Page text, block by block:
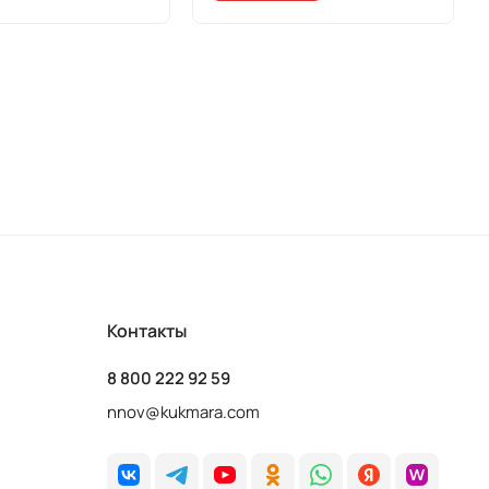
Контакты
8 800 222 92 59
nnov@kukmara.com